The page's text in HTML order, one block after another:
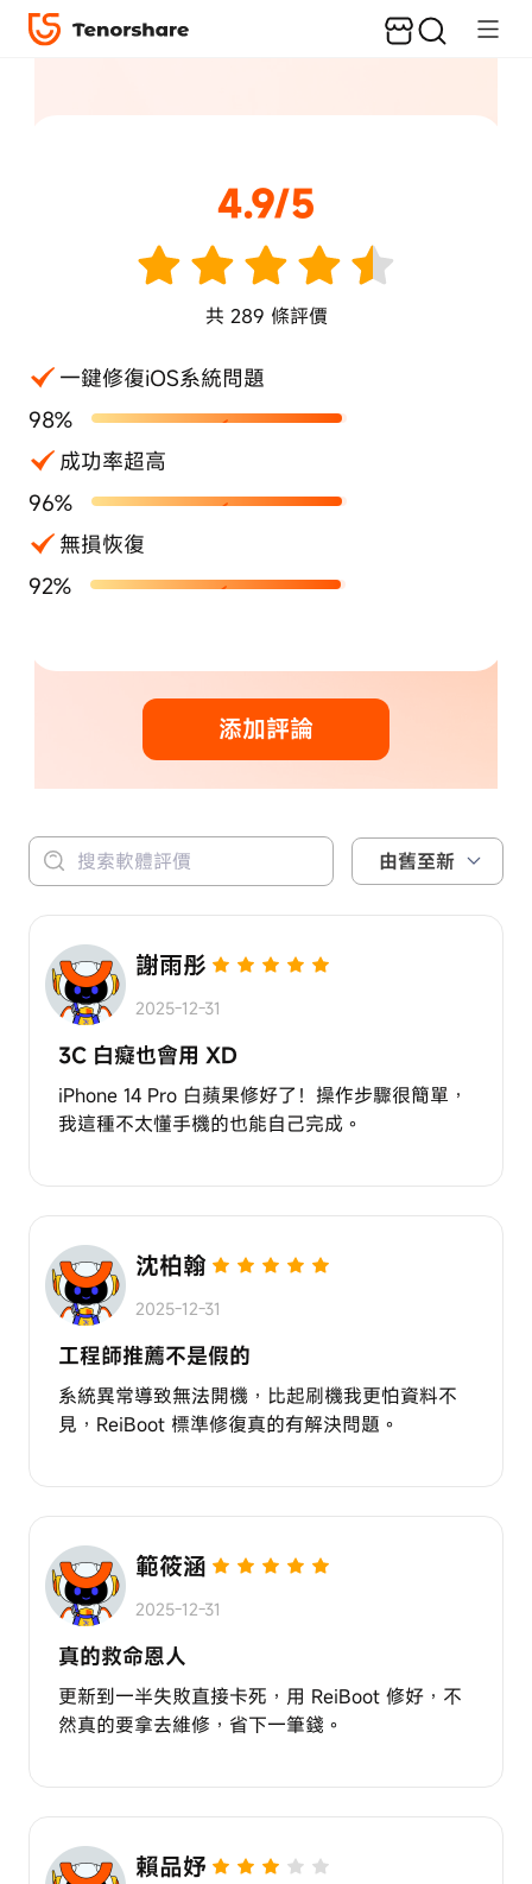
4.9/5
共 289 條評價
一鍵修復iOS系統問題
98%
成功率超高
96%
無損恢復
92%
添加評論
由舊至新
謝雨彤
2025-12-31
3C 白癡也會用 XD
iPhone 14 Pro 白蘋果修好了！操作步驟很簡單，
我這種不太懂手機的也能自己完成。
沈柏翰
2025-12-31
工程師推薦不是假的
系統異常導致無法開機，比起刷機我更怕資料不
見，ReiBoot 標準修復真的有解決問題。
範筱涵
2025-12-31
真的救命恩人
更新到一半失敗直接卡死，用 ReiBoot 修好，不
然真的要拿去維修，省下一筆錢。
賴品妤